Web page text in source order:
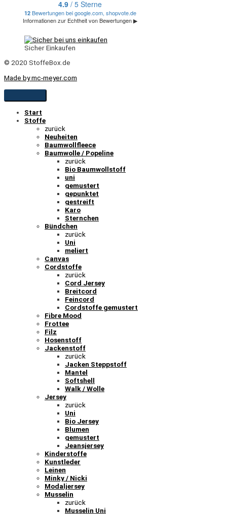
Sicher Einkaufen
© 2020 StoffeBox.de
Made by mc-meyer.com
Start
Stoffe
zurück
Neuheiten
Baumwollfleece
Baumwolle / Popeline
zurück
Bio Baumwollstoff
uni
gemustert
gepunktet
gestreift
Karo
Sternchen
Bündchen
zurück
Uni
meliert
Canvas
Cordstoffe
zurück
Cord Jersey
Breitcord
Feincord
Cordstoffe gemustert
Fibre Mood
Frottee
Filz
Hosenstoff
Jackenstoff
zurück
Jacken Steppstoff
Mantel
Softshell
Walk / Wolle
Jersey
zurück
Uni
Bio Jersey
Blumen
gemustert
Jeansjersey
Kinderstoffe
Kunstleder
Leinen
Minky / Nicki
Modaljersey
Musselin
zurück
Musselin Uni